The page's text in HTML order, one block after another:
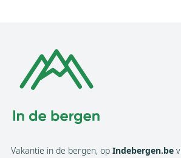
Vakantie in de bergen, op Indebergen.be